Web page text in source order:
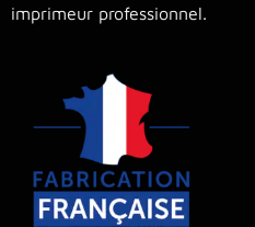
imprimeur professionnel.